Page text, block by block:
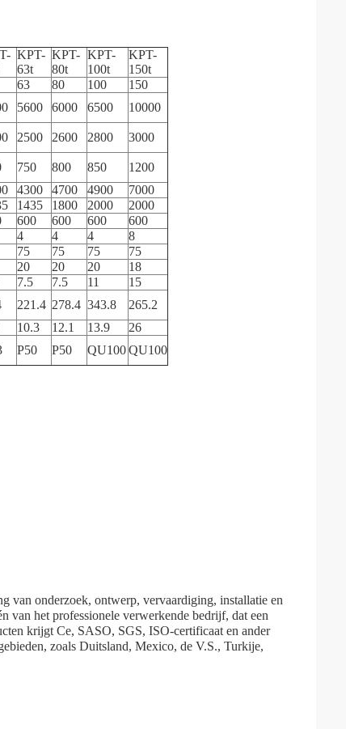
KPT-
63t
KPT-
80t
KPT-
100t
KPT-
150t
63 80 100 150
5600 6000 6500
10000
2500 2600 2800
3000
750 800 850
1200
4300 4700 4900
7000
1435 1800 2000
2000
600 600 600
600
4 4 4
8
75 75 75
75
20 20 20
18
7.5 7.5 11
15
221.4 278.4 343.8
265.2
10.3 12.1 13.9
26
P50 P50 QU100QU100
van onderzoek, ontwerp, vervaardiging, installatie en
van het professionele verwerkende bedrijf, dat een
krijgt Ce, SASO, SGS, ISO-certificaat en ander
zoals Duitsland, Mexico, de V.S., Turkije,